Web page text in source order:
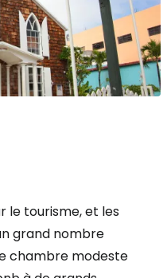
le tourisme, et les
grand nombre
chambre modeste